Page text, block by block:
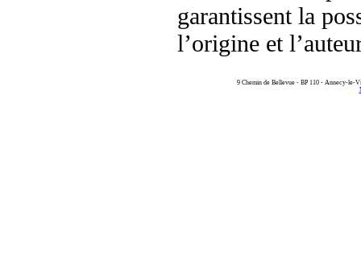
garantissent la
l’origine et
9 Chemin de Bellevue - BP 110 - Annecy-le-